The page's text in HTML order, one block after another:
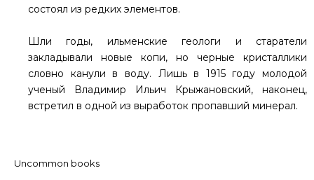
состоял из редких элементов.
Шли годы, ильменские геологи и старатели
закладывали новые копи, но черные кристаллики
словно канули в воду. Лишь в 1915 году молодой
ученый Владимир Ильич Крыжановский, наконец,
встретил в одной из выработок пропавший минерал.
Uncommon books